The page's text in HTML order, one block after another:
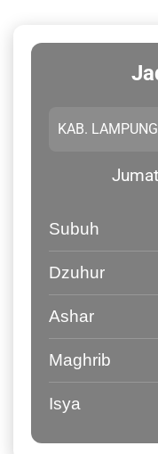
Subuh
Dzuhur
Ashar
Maghrib
Isya